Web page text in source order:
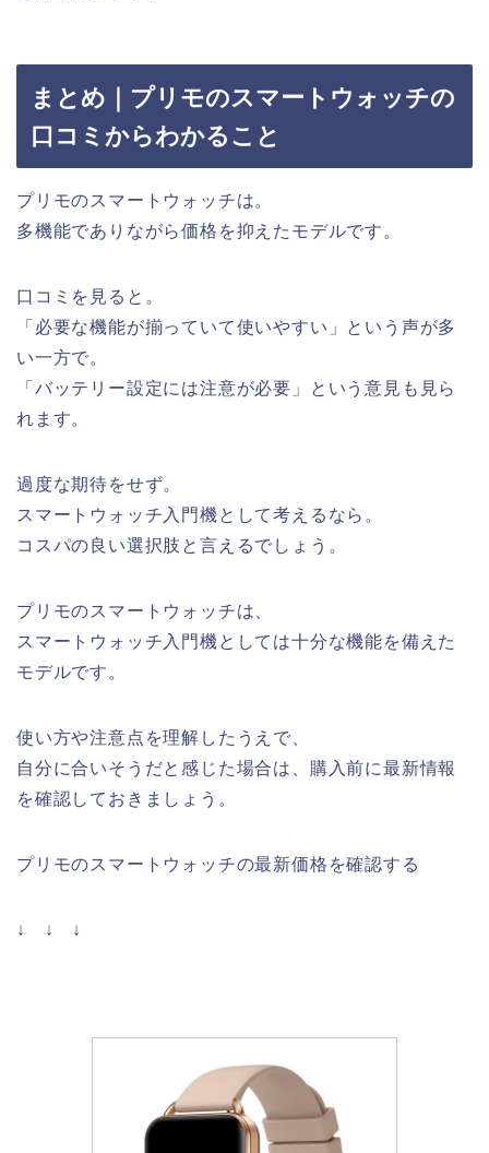
まとめ｜プリモのスマートウォッチの
口コミからわかること
プリモのスマートウォッチは。
多機能でありながら価格を抑えたモデルです。
口コミを見ると。
「必要な機能が揃っていて使いやすい」という声が多
い一方で。
「バッテリー設定には注意が必要」という意見も見ら
れます。
過度な期待をせず。
スマートウォッチ入門機として考えるなら。
コスパの良い選択肢と言えるでしょう。
プリモのスマートウォッチは、
スマートウォッチ入門機としては十分な機能を備えた
モデルです。
使い方や注意点を理解したうえで、
自分に合いそうだと感じた場合は、購入前に最新情報
を確認しておきましょう。
プリモのスマートウォッチの最新価格を確認する
↓ ↓ ↓